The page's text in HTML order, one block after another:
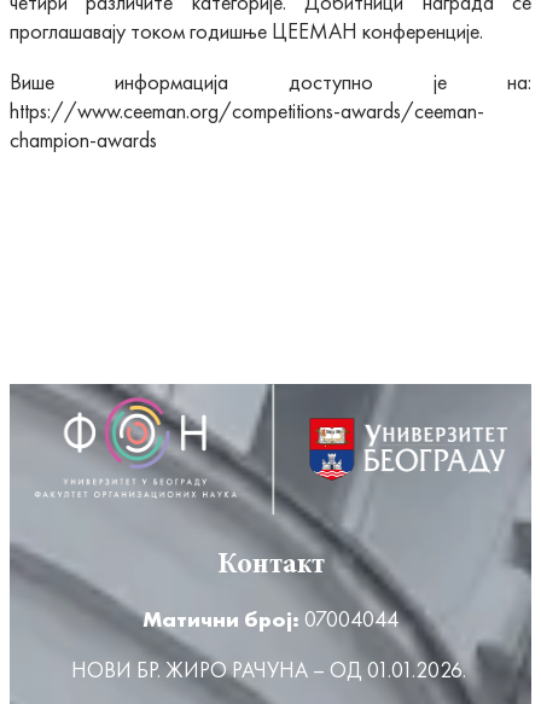
проглашавају током годишње ЦЕЕМАН конференције.
Више информација доступно је на:
https://www.ceeman.org/competitions-awards/ceeman-
champion-awards
Контакт
Матични број: 07004044
НОВИ БР. ЖИРО РАЧУНА – ОД 01.01.2026.